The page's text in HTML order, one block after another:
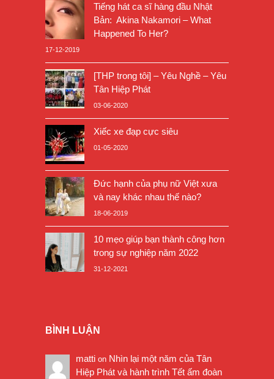
Tiếng hát ca sĩ hàng đầu Nhật
Bản: Akina Nakamori – What
Happened To Her?
17-12-2019
[THP trong tôi] – Yêu Nghề – Yêu
Tân Hiệp Phát
03-06-2020
Xiếc xe đạp cực siêu
01-05-2020
Đức hạnh của phụ nữ Việt xưa
và nay khác nhau thế nào?
18-06-2019
10 mẹo giúp bạn thành công hơn
trong sự nghiệp năm 2022
31-12-2021
BÌNH LUẬN
matti on Nhìn lại một năm của Tân
Hiệp Phát và hành trình Tết ấm đoàn